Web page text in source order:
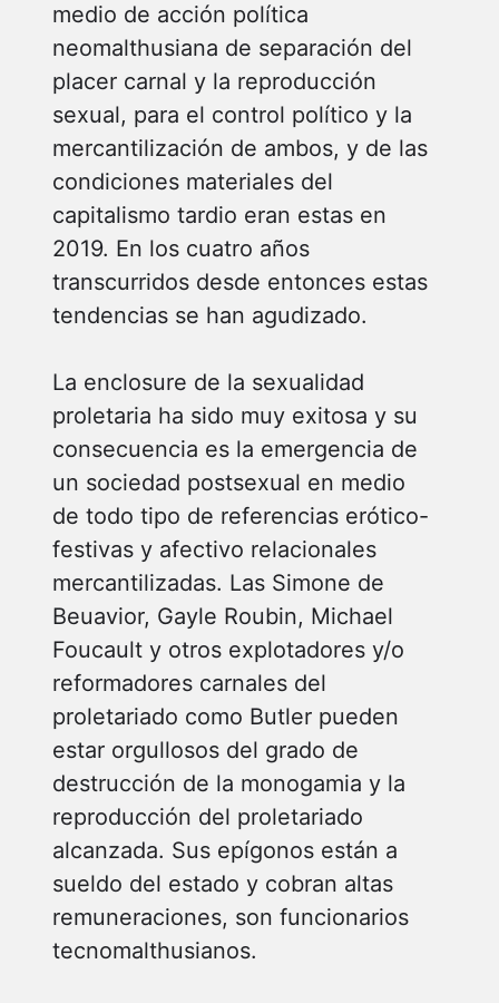
medio de acción política
neomalthusiana de separación del
placer carnal y la reproducción
sexual, para el control político y la
mercantilización de ambos, y de las
condiciones materiales del
capitalismo tardio eran estas en
2019. En los cuatro años
transcurridos desde entonces estas
tendencias se han agudizado.
La enclosure de la sexualidad
proletaria ha sido muy exitosa y su
consecuencia es la emergencia de
un sociedad postsexual en medio
de todo tipo de referencias erótico-
festivas y afectivo relacionales
mercantilizadas. Las Simone de
Beuavior, Gayle Roubin, Michael
Foucault y otros explotadores y/o
reformadores carnales del
proletariado como Butler pueden
estar orgullosos del grado de
destrucción de la monogamia y la
reproducción del proletariado
alcanzada. Sus epígonos están a
sueldo del estado y cobran altas
remuneraciones, son funcionarios
tecnomalthusianos.